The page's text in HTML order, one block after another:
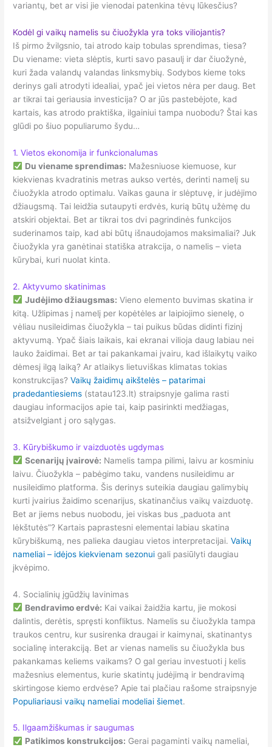
variantų, bet ar visi jie vienodai patenkina tėvų lūkesčius?
Kodėl gi vaikų namelis su čiuožykla yra toks viliojantis?
Iš pirmo žvilgsnio, tai atrodo kaip tobulas sprendimas, tiesa?
Du viename: vieta slėptis, kurti savo pasaulį ir dar čiuožynė,
kuri žada valandų valandas linksmybių. Sodybos kieme toks
derinys gali atrodyti idealiai, ypač jei vietos nėra per daug. Bet
ar tikrai tai geriausia investicija? O ar jūs pastebėjote, kad
kartais, kas atrodo praktiška, ilgainiui tampa nuobodu? Štai kas
glūdi po šiuo populiarumo šydu…
1. Vietos ekonomija ir funkcionalumas
Du viename sprendimas: Mažesniuose kiemuose, kur
kiekvienas kvadratinis metras aukso vertės, derinti namelį su
čiuožykla atrodo optimalu. Vaikas gauna ir slėptuvę, ir judėjimo
džiaugsmą. Tai leidžia sutaupyti erdvės, kurią būtų užėmę du
atskiri objektai. Bet ar tikrai tos dvi pagrindinės funkcijos
suderinamos taip, kad abi būtų išnaudojamos maksimaliai? Juk
čiuožykla yra ganėtinai statiška atrakcija, o namelis – vieta
kūrybai, kuri nuolat kinta.
2. Aktyvumo skatinimas
Judėjimo džiaugsmas: Vieno elemento buvimas skatina ir
kitą. Užlipimas į namelį per kopėtėles ar laipiojimo sienelę, o
vėliau nusileidimas čiuožykla – tai puikus būdas didinti fizinį
aktyvumą. Ypač šiais laikais, kai ekranai vilioja daug labiau nei
lauko žaidimai. Bet ar tai pakankamai įvairu, kad išlaikytų vaiko
dėmesį ilgą laiką? Ar atlaikys lietuviškas klimatas tokias
konstrukcijas?Vaikų žaidimų aikštelės – patarimai
pradedantiesiems (statau123.lt) straipsnyje galima rasti
daugiau informacijos apie tai, kaip pasirinkti medžiagas,
atsižvelgiant į oro sąlygas.
3. Kūrybiškumo ir vaizduotės ugdymas
Scenarijų įvairovė: Namelis tampa pilimi, laivu ar kosminiu
laivu. Čiuožykla – pabėgimo taku, vandens nusileidimu ar
nusileidimo platforma. Šis derinys suteikia daugiau galimybių
kurti įvairius žaidimo scenarijus, skatinančius vaikų vaizduotę.
Bet ar jiems nebus nuobodu, jei viskas bus „paduota ant
lėkštutės”? Kartais paprastesni elementai labiau skatina
kūrybiškumą, nes palieka daugiau vietos interpretacijai.Vaikų
nameliai – idėjos kiekvienam sezonui gali pasiūlyti daugiau
įkvėpimo.
4. Socialinių įgūdžių lavinimas
Bendravimo erdvė: Kai vaikai žaidžia kartu, jie mokosi
dalintis, derėtis, spręsti konfliktus. Namelis su čiuožykla tampa
traukos centru, kur susirenka draugai ir kaimynai, skatinantys
socialinę interakciją. Bet ar vienas namelis su čiuožykla bus
pakankamas keliems vaikams? O gal geriau investuoti į kelis
mažesnius elementus, kurie skatintų judėjimą ir bendravimą
skirtingose kiemo erdvėse? Apie tai plačiau rašome straipsnyje
Populiariausi vaikų nameliai modeliai šiemet.
5. Ilgaamžiškumas ir saugumas
Patikimos konstrukcijos: Gerai pagaminti vaikų nameliai,